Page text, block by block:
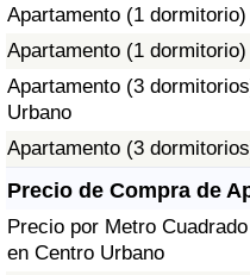
Apartamento (1
Apartamento (1
Apartamento (3
Urbano
Apartamento (3
Precio de Compra de
Precio por Metro
en Centro Urbano
Índice de Costo de Vida
Índice de costo de vida
en aqaba
Índice de Precios de
Índice de Precios de
Índice de Calidad de
Índice de calidad de
Delincuencia
Calificación del Índice de
(Actual)